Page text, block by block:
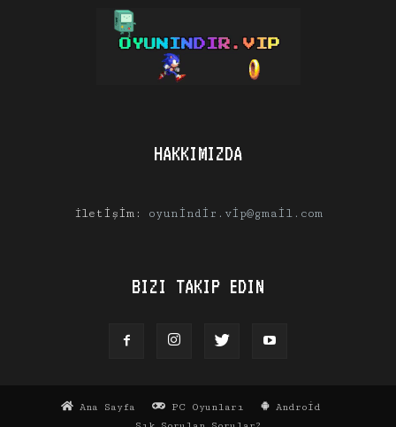
HAKKIMIZDA
İletişim: oyunindir.vip@gmail.com
BIZI TAKIP EDIN
Ana Sayfa PC Oyunları
Android